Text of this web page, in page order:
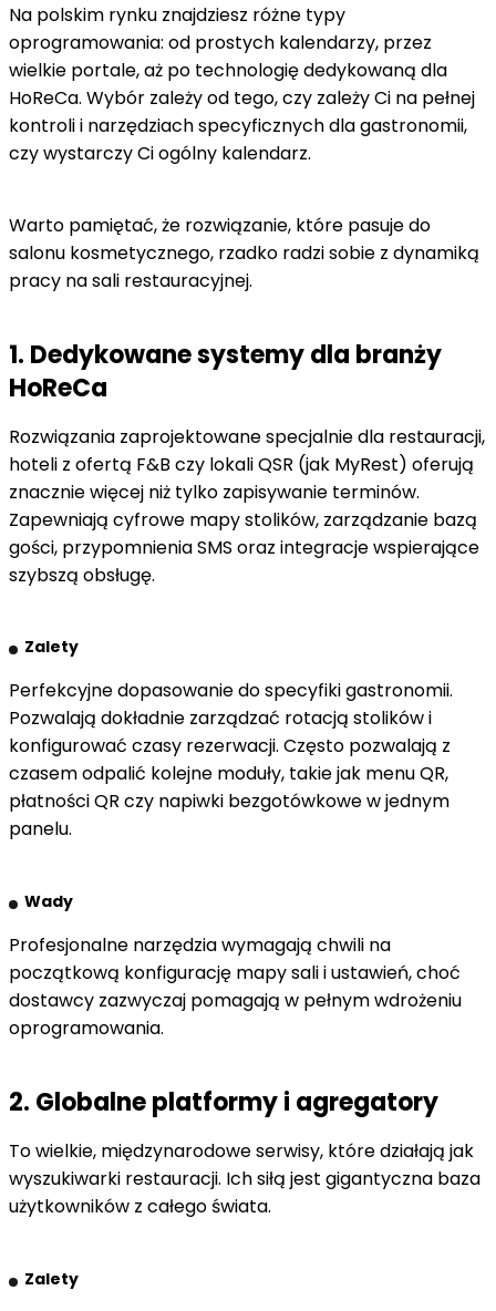
Na polskim rynku znajdziesz różne typy
oprogramowania: od prostych kalendarzy, przez
wielkie portale, aż po technologię dedykowaną dla
HoReCa. Wybór zależy od tego, czy zależy Ci na pełnej
kontroli i narzędziach specyficznych dla gastronomii,
czy wystarczy Ci ogólny kalendarz.
Warto pamiętać, że rozwiązanie, które pasuje do
salonu kosmetycznego, rzadko radzi sobie z dynamiką
pracy na sali restauracyjnej.
1. Dedykowane systemy dla branży
HoReCa
Rozwiązania zaprojektowane specjalnie dla restauracji,
hoteli z ofertą F&B czy lokali QSR (jak MyRest) oferują
znacznie więcej niż tylko zapisywanie terminów.
Zapewniają cyfrowe mapy stolików, zarządzanie bazą
gości, przypomnienia SMS oraz integracje wspierające
szybszą obsługę.
Zalety
Perfekcyjne dopasowanie do specyfiki gastronomii.
Pozwalają dokładnie zarządzać rotacją stolików i
konfigurować czasy rezerwacji. Często pozwalają z
czasem odpalić kolejne moduły, takie jak menu QR,
płatności QR czy napiwki bezgotówkowe w jednym
panelu.
Wady
Profesjonalne narzędzia wymagają chwili na
początkową konfigurację mapy sali i ustawień, choć
dostawcy zazwyczaj pomagają w pełnym wdrożeniu
oprogramowania.
2. Globalne platformy i agregatory
To wielkie, międzynarodowe serwisy, które działają jak
wyszukiwarki restauracji. Ich siłą jest gigantyczna baza
użytkowników z całego świata.
Zalety